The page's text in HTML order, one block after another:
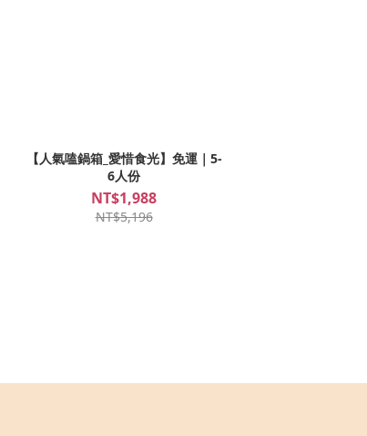
【人氣嗑鍋箱_愛惜食光】免運｜5-
6人份
NT$1,988
NT$5,196